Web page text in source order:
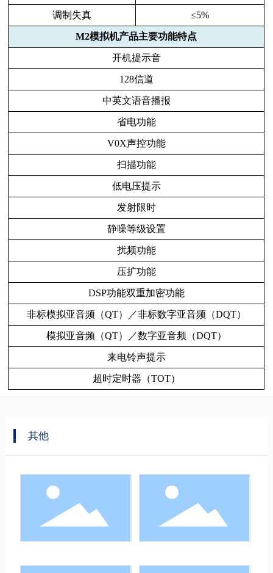
调制失真 ≤5%
M2模拟机产品主要功能特点
开机提示音
128信道
中英文语音播报
省电功能
V0X声控功能
扫描功能
低电压提示
发射限时
静噪等级设置
扰频功能
压扩功能
DSP功能双重加密功能
非标模拟亚音频（QT）／非标数字亚音频（DQT）
模拟亚音频（QT）／数字亚音频（DQT）
来电铃声提示
超时定时器（TOT）
其他